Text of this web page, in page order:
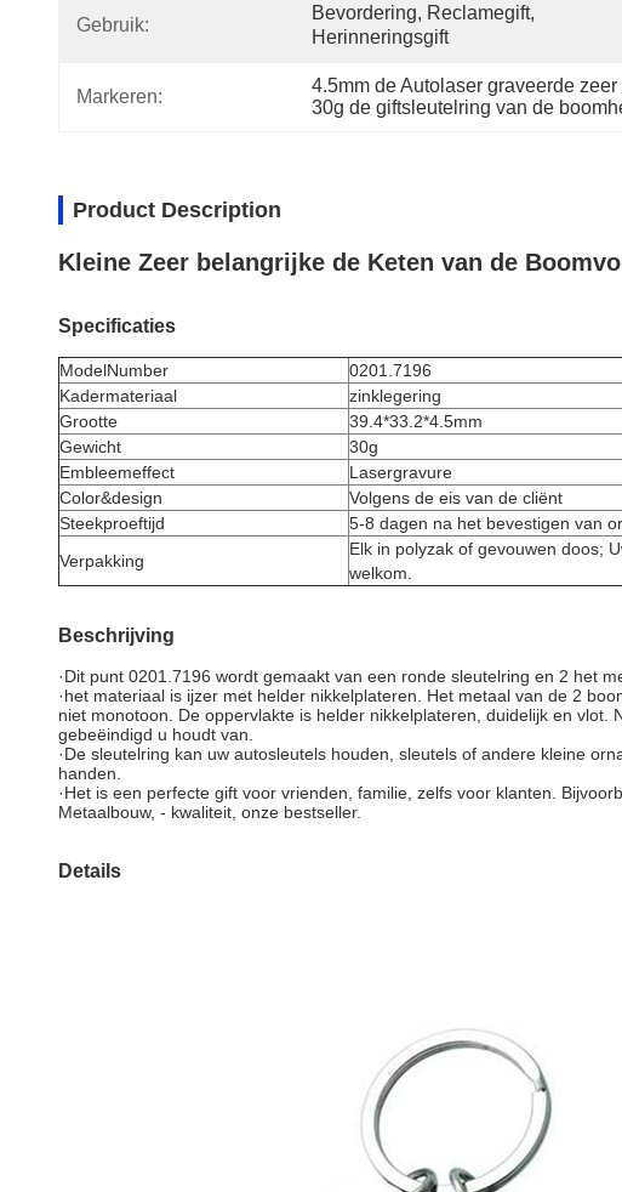
Gebruik:
Bevordering, Reclamegift,
Herinneringsgift
Markeren:
4.5mm de Autolaser graveerde
30g de giftsleutelring van de
Product Description
Kleine Zeer belangrijke de Keten van de
Specificaties
ModelNumber
0201.7196
Kadermateriaal
zinklegering
Grootte
39.4*33.2*4.5mm
Gewicht
30g
Embleemeffect
Lasergravure
Color&design
Volgens de eis van de cliënt
Steekproeftijd
5-8 dagen na het bevestigen van
Verpakking
Elk in polyzak of gevouwen doos;
welkom.
Beschrijving
·Dit punt 0201.7196 wordt gemaakt van een ronde sleutelring en 2 het
·het materiaal is ijzer met helder nikkelplateren. Het metaal van de 2
niet monotoon. De oppervlakte is helder nikkelplateren, duidelijk en
gebeëindigd u houdt van.
·De sleutelring kan uw autosleutels houden, sleutels of andere kleine
handen.
·Het is een perfecte gift voor vrienden, familie, zelfs voor klanten.
Metaalbouw, - kwaliteit, onze bestseller.
Details